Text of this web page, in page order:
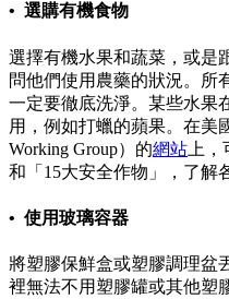
• 選購有機食物
選擇有機水果和蔬菜，或是
問他們使用農藥的狀況。所
一定要徹底洗淨。某些水果
用，例如打蠟的蘋果。在美
Working Group）的網站 上
和「15大安全作物」，了解
• 使用玻璃容器
將塑膠保鮮盒或塑膠調理盆
裡無法不用塑膠罐或其他塑